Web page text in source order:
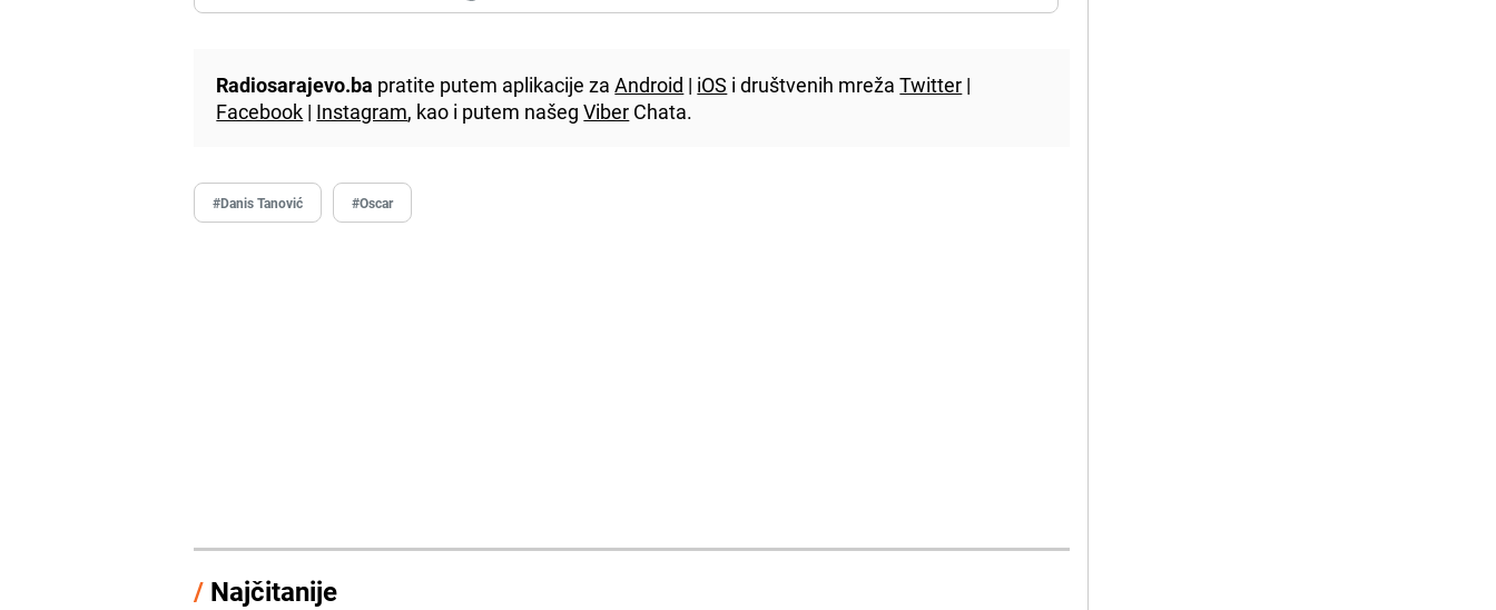
Radiosarajevo.ba pratite putem aplikacije zaAndroid | iOS i društvenih mrežaTwitter |
Facebook | Instagram, kao i putem našegViber Chata.
#Danis Tanović #Oscar
/ Najčitanije